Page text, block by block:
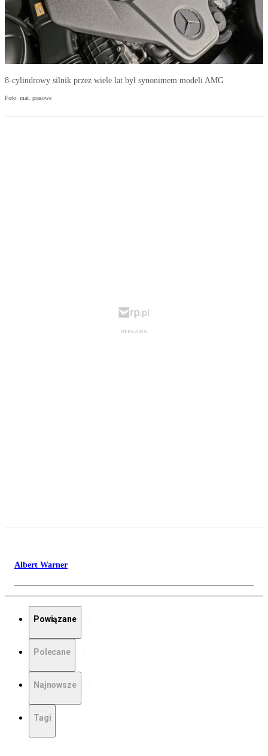
8-cylindrowy silnik przez wiele lat był synonimem modeli AMG
Foto: mat. prasowe
Albert Warner
Powiązane
Polecane
Najnowsze
Tagi